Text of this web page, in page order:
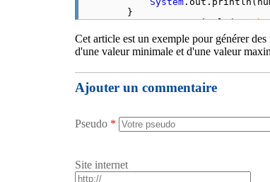
}
        }
System.out.println(
        numList = RandomGenerator.
for (int i = 0; i <
System.out. println
    }
Cet article est un exemple pour générer
d'une valeur minimale et d'une valeur
Ajouter un commentaire
Pseudo *
Site internet